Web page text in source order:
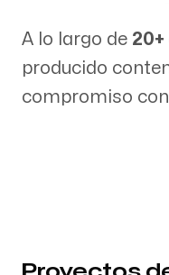
Portafolio
A lo largo de 20+
producido
compromiso con